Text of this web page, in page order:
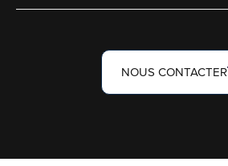
NOUS CONTACTER